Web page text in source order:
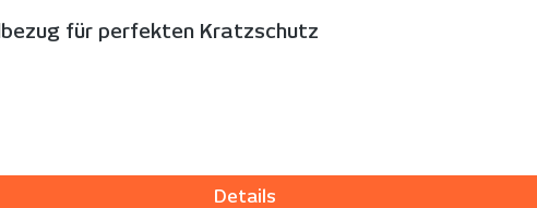
für perfekten Kratzschutz
Details